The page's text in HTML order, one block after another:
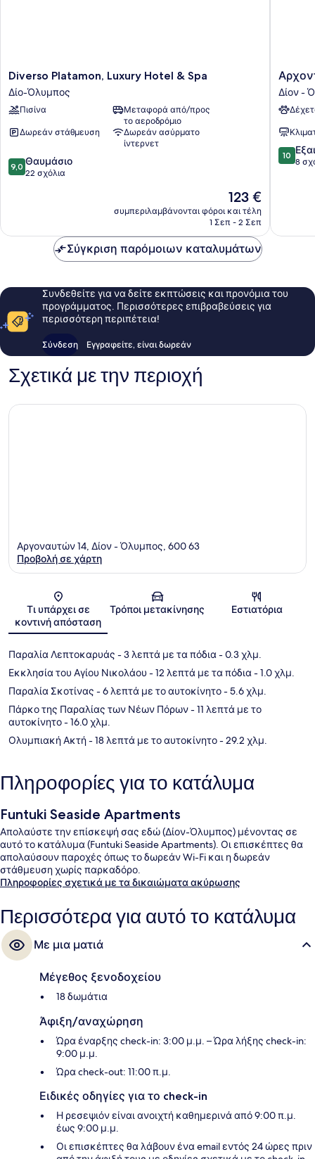
Diverso
Platamon,
Luxury
Hotel
Spa
Όλυμπος
Diverso Platamon, Luxury Hotel & Spa
Δίο-Όλυμπος
Πισίνα
Μεταφορά από/προς
το αεροδρόμιο
Δωρεάν στάθμευση
Δωρεάν ασύρματο
ίντερνετ
9.0
στα
9,0 Θαυμάσιο
22 σχόλια
Η
τιμή
είναι
123 €
συμπεριλαμβάνονται φόροι και τέλη
1 Σεπ - 2 Σεπ
Δίον
-
Δίον -
10.0
στα
10
8
Σύγκριση παρόμοιων καταλυμάτων
Συνδεθείτε για να δείτε εκπτώσεις και προνόμια του
προγράμματος. Περισσότερες επιβραβεύσεις για
περισσότερη περιπέτεια!
Σύνδεση Εγγραφείτε, είναι δωρεάν
Σχετικά με την περιοχή
Χάρτης
Αργοναυτών 14, Δίον - Όλυμπος, 600 63
Προβολή σε χάρτη
Τι υπάρχει σε
κοντινή απόσταση
Τρόποι μετακίνησης Εστιατόρια
Παραλία Λεπτοκαρυάς - 3 λεπτά με τα πόδια- 0.3 χλμ.
Εκκλησία του Αγίου Νικολάου - 12 λεπτά με τα πόδια- 1.0 χλμ.
Παραλία Σκοτίνας - 6 λεπτά με το αυτοκίνητο- 5.6 χλμ.
Πάρκο της Παραλίας των Νέων Πόρων- 11 λεπτά με το
αυτοκίνητο- 16.0 χλμ.
Ολυμπιακή Ακτή- 18 λεπτά με το αυτοκίνητο- 29.2 χλμ.
Πληροφορίες για το κατάλυμα
Funtuki Seaside Apartments
Απολαύστε την επίσκεψή σας εδώ (Δίον-Όλυμπος) μένοντας σε
αυτό το κατάλυμα (Funtuki Seaside Apartments). Οι επισκέπτες θα
απολαύσουν παροχές όπως το δωρεάν Wi-Fi και η δωρεάν
στάθμευση χωρίς παρκαδόρο.
Πληροφορίες σχετικά με τα δικαιώματα ακύρωσης
Περισσότερα για αυτό το κατάλυμα
Με μια ματιά
Μέγεθος ξενοδοχείου
18 δωμάτια
Άφιξη/αναχώρηση
Ώρα έναρξης check-in: 3:00 μ.μ. – Ώρα λήξης check-in:
9:00 μ.μ.
Ώρα check-out: 11:00 π.μ.
Ειδικές οδηγίες για το check-in
Η ρεσεψιόν είναι ανοιχτή καθημερινά από 9:00 π.μ.
έως 9:00 μ.μ.
Οι επισκέπτες θα λάβουν ένα email εντός 24 ώρες πριν